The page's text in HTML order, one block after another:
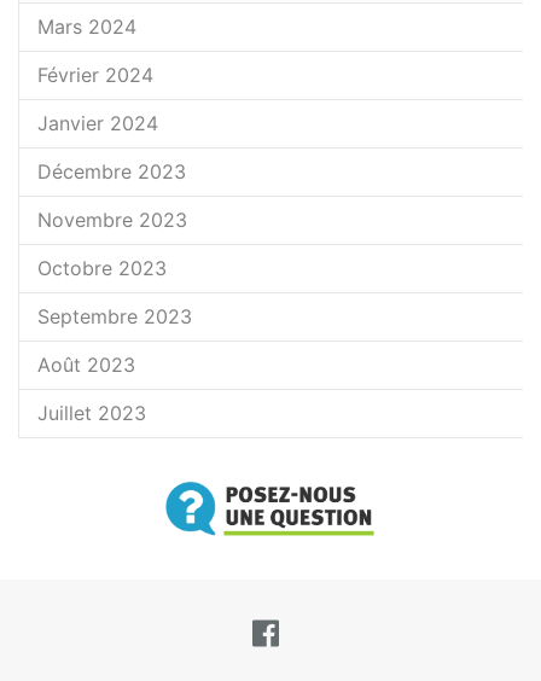
Mars 2024
Février 2024
Janvier 2024
Décembre 2023
Novembre 2023
Octobre 2023
Septembre 2023
Août 2023
Juillet 2023